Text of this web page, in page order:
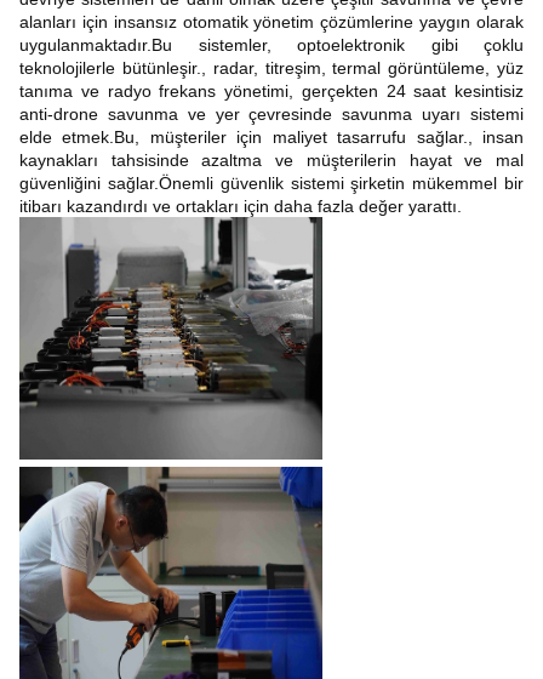
alanları için insansız otomatik yönetim çözümlerine yaygın olarak
uygulanmaktadır.Bu sistemler, optoelektronik gibi çoklu
teknolojilerle bütünleşir., radar, titreşim, termal görüntüleme, yüz
tanıma ve radyo frekans yönetimi, gerçekten 24 saat kesintisiz
anti-drone savunma ve yer çevresinde savunma uyarı sistemi
elde etmek.Bu, müşteriler için maliyet tasarrufu sağlar., insan
kaynakları tahsisinde azaltma ve müşterilerin hayat ve mal
güvenliğini sağlar.Önemli güvenlik sistemi şirketin mükemmel bir
itibarı kazandırdı ve ortakları için daha fazla değer yarattı.